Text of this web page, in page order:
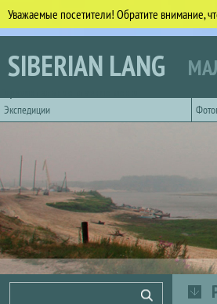
Уважаемые посетители! Обратите внимание,
Перейти к основному содержанию
SIBERIAN LANG
Экспедиции
Поиск